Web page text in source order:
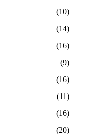
(10)
(14)
(16)
(9)
(16)
(11)
(16)
(20)